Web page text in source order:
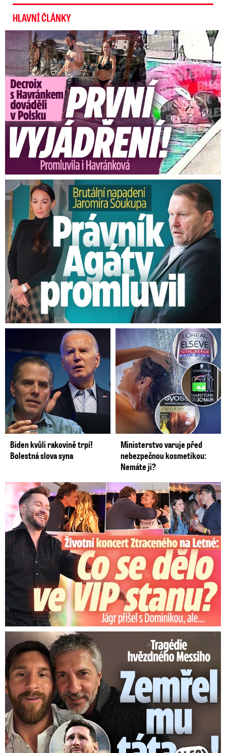
HLAVNÍ ČLÁNKY
Exministryně s Havránkem dováděli v Polsku: První slova!
Brutální napadení Soukupa. Právník Agáty promluvil
Biden kvůli rakovině trpí!
Bolestná slova syna
Ministerstvo varuje před
nebezpečnou kosmetikou:
Nemáte ji?
Koncert Ztraceného na Letné: Jágr přišel s Dominikou, ale...
Tragédie hvězdného Messiho: Zemřel mu táta (†68)!